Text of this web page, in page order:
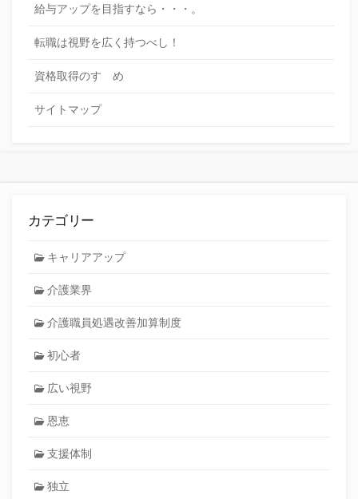
給与アップを目指すなら・・・。
転職は視野を広く持つべし！
資格取得のすゝめ
サイトマップ
カテゴリー
キャリアアップ
介護業界
介護職員処遇改善加算制度
初心者
広い視野
恩恵
支援体制
独立